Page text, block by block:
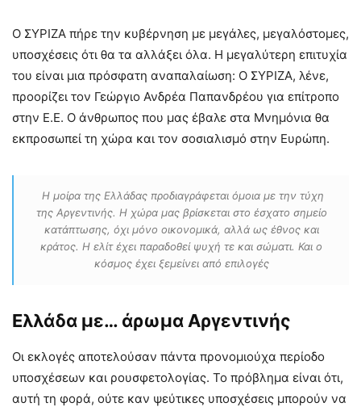
Ο ΣΥΡΙΖΑ πήρε την κυβέρνηση με μεγάλες, μεγαλόστομες,
υποσχέσεις ότι θα τα αλλάξει όλα. Η μεγαλύτερη επιτυχία
του είναι μια πρόσφατη αναπαλαίωση: Ο ΣΥΡΙΖΑ, λένε,
προορίζει τον Γεώργιο Ανδρέα Παπανδρέου για επίτροπο
στην Ε.Ε. Ο άνθρωπος που μας έβαλε στα Μνημόνια θα
εκπροσωπεί τη χώρα και τον σοσιαλισμό στην Ευρώπη.
Η μοίρα της Ελλάδας προδιαγράφεται όμοια με την τύχη
της Αργεντινής. Η χώρα μας βρίσκεται στο έσχατο σημείο
κατάπτωσης, όχι μόνο οικονομικά, αλλά ως έθνος και
κράτος. Η ελίτ έχει παραδοθεί ψυχή τε και σώματι. Και ο
κόσμος έχει ξεμείνει από επιλογές
Ελλάδα με… άρωμα Αργεντινής
Οι εκλογές αποτελούσαν πάντα προνομιούχα περίοδο
υποσχέσεων και ρουσφετολογίας. Το πρόβλημα είναι ότι,
αυτή τη φορά, ούτε καν ψεύτικες υποσχέσεις μπορούν να